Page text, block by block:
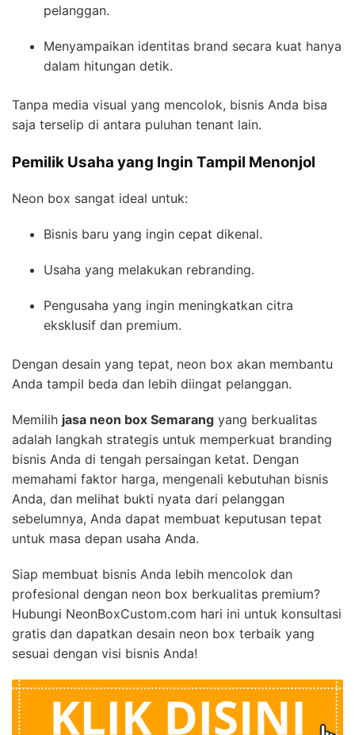
pelanggan.
Menyampaikan identitas brand secara kuat hanya
dalam hitungan detik.
Tanpa media visual yang mencolok, bisnis Anda bisa
saja terselip di antara puluhan tenant lain.
Pemilik Usaha yang Ingin Tampil Menonjol
Neon box sangat ideal untuk:
Bisnis baru yang ingin cepat dikenal.
Usaha yang melakukan rebranding.
Pengusaha yang ingin meningkatkan citra
eksklusif dan premium.
Dengan desain yang tepat, neon box akan membantu
Anda tampil beda dan lebih diingat pelanggan.
Memilih jasa neon box Semarang yang berkualitas
adalah langkah strategis untuk memperkuat branding
bisnis Anda di tengah persaingan ketat. Dengan
memahami faktor harga, mengenali kebutuhan bisnis
Anda, dan melihat bukti nyata dari pelanggan
sebelumnya, Anda dapat membuat keputusan tepat
untuk masa depan usaha Anda.
Siap membuat bisnis Anda lebih mencolok dan
profesional dengan neon box berkualitas premium?
Hubungi NeonBoxCustom.com hari ini untuk konsultasi
gratis dan dapatkan desain neon box terbaik yang
sesuai dengan visi bisnis Anda!